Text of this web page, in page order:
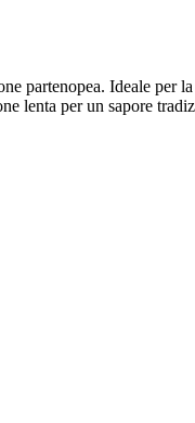
partenopea. Ideale per
lenta per un sapore